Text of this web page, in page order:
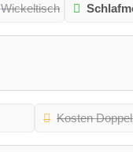
Wickeltisch
Kosten